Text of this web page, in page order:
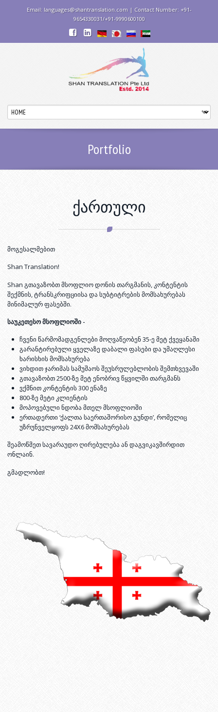
Email: languages@shantranslation.com | Contact Number: +91-
9654330031/+91-9990600100
Portfolio
ქართული
მოგესალმებით
Shan Translation!
Shan გთავაზობთ მსოფლიო დონის თარგმანის, კონტენტის
შექმნის, ტრანსკრიფციისა და სუბტიტრების მომსახურებას
მინიმალურ ფასებში.
საუკეთესო მსოფლიოში -
ჩვენი წარმომადგენლები მოღვაწეობენ 35-ე მეტ ქვეყანაში
გარანტირებული ყველაზე დაბალი ფასები და უმაღლესი
ხარისხის მომსახურება
ვიხდით ჯარიმას სამუშაოს შეუსრულებლობის შემთხვევაში
გთავაზობთ 2500-ზე მეტ ენობრივ წყვილში თარგმანს
ვქმნით კონტენტის 300 ენაზე
800-ზე მეტი კლიენტის
მოპოვებული ნდობა მთელ მსოფლიოში
ერთადერთი ‘ქალთა საერთაშორისო გუნდი’, რომელიც
უზრუნველყოფს 24X6 მომსახურებას
შეამოწმეთ სავარაუდო ღირებულება ან დაგვიკავშირდით
ონლაინ.
გმადლობთ!